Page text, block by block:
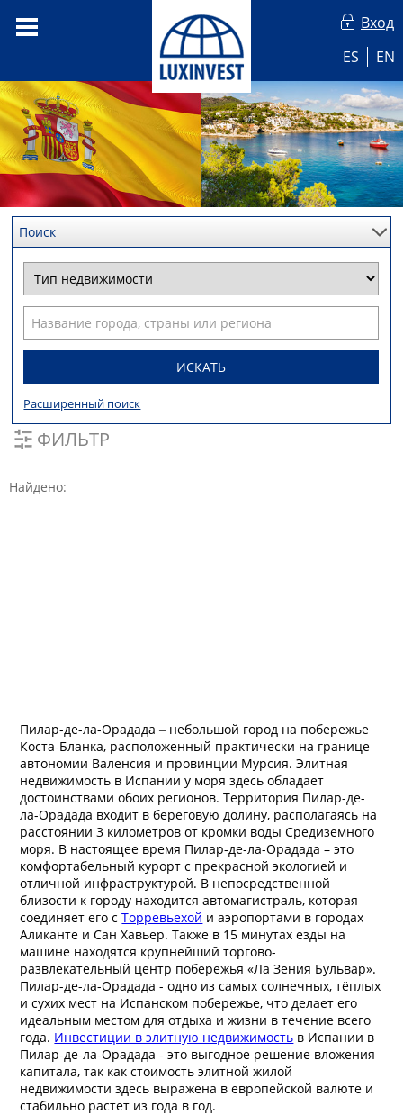
Вход
ES
EN
Поиск
ИСКАТЬ
Расширенный поиск
ФИЛЬТР
Найдено:
Пилар-де-ла-Орадада ‒ небольшой город на побережье
Коста-Бланка, расположенный практически на границе
автономии Валенсия и провинции Мурсия. Элитная
недвижимость в Испании у моря здесь обладает
достоинствами обоих регионов. Территория Пилар-де-
ла-Орадада входит в береговую долину, располагаясь на
расстоянии 3 километров от кромки воды Средиземного
моря. В настоящее время Пилар-де-ла-Орадада – это
комфортабельный курорт с прекрасной экологией и
отличной инфраструктурой. В непосредственной
близости к городу находится автомагистраль, которая
соединяет его сТорревьехой и аэропортами в городах
Аликанте и Сан Хавьер. Также в 15 минутах езды на
машине находятся крупнейший торгово-
развлекательный центр побережья «Ла Зения Бульвар».
Пилар-де-ла-Орадада - одно из самых солнечных, тёплых
и сухих мест на Испанском побережье, что делает его
идеальным местом для отдыха и жизни в течение всего
года. Инвестиции в элитную недвижимость в Испании в
Пилар-де-ла-Орадада - это выгодное решение вложения
капитала, так как стоимость элитной жилой
недвижимости здесь выражена в европейской валюте и
стабильно растет из года в год.